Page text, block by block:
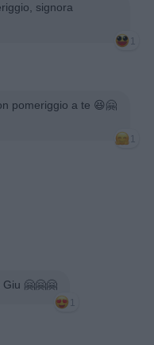
signora
1
pomeriggio a te 😆🤗
1
Giu 🤗🤗🤗
1